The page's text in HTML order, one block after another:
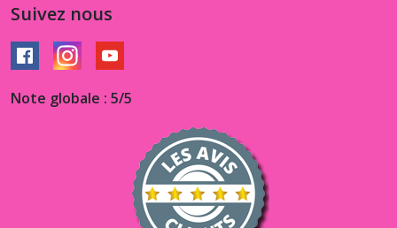
Suivez nous
Note globale : 5/5